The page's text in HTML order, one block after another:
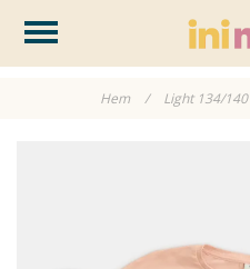
Hem / Light 134/140